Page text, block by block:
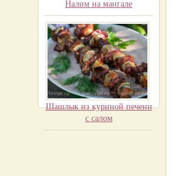
Налим на мангале
Шашлык из куриной печени
с салом